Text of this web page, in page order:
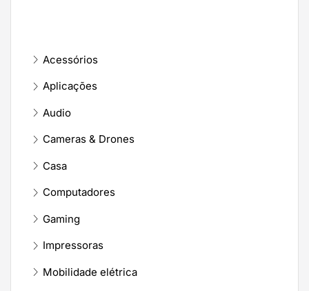
Acessórios
Aplicações
Audio
Cameras & Drones
Casa
Computadores
Gaming
Impressoras
Mobilidade elétrica